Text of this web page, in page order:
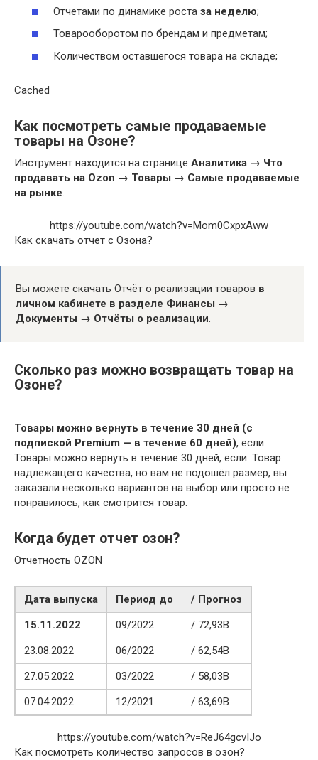
Отчетами по динамике роста за неделю;
Товарооборотом по брендам и предметам;
Количеством оставшегося товара на складе;
Cached
Как посмотреть самые продаваемые
товары на Озоне?
Инструмент находится на странице Аналитика → Что
продавать на Ozon → Товары → Самые продаваемые
на рынке.
https://youtube.com/watch?v=Mom0CxpxAww
Как скачать отчет с Озона?
Вы можете скачать Отчёт о реализации товаров в
личном кабинете в разделе Финансы →
Документы → Отчёты о реализации.
Сколько раз можно возвращать товар на
Озоне?
Товары можно вернуть в течение 30 дней (с
подпиской Premium — в течение 60 дней), если:
Товары можно вернуть в течение 30 дней, если: Товар
надлежащего качества, но вам не подошёл размер, вы
заказали несколько вариантов на выбор или просто не
понравилось, как смотрится товар.
Когда будет отчет озон?
Отчетность OZON
Дата выпуска Период до
/ Прогноз
15.11.2022
09/2022
/ 72,93B
23.08.2022
06/2022
/ 62,54B
27.05.2022
03/2022
/ 58,03B
07.04.2022
12/2021 / 63,69B
https://youtube.com/watch?v=ReJ64gcvIJo
Как посмотреть количество запросов в озон?